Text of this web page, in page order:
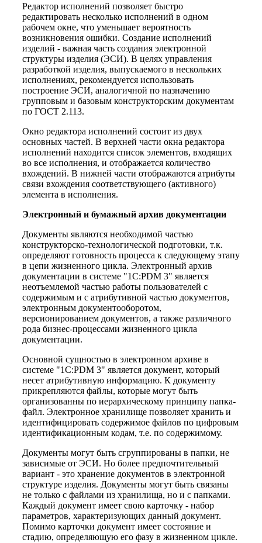
Редактор исполнений позволяет быстро
редактировать несколько исполнений в одном
рабочем окне, что уменьшает вероятность
возникновения ошибки. Создание исполнений
изделий - важная часть создания электронной
структуры изделия (ЭСИ). В целях управления
разработкой изделия, выпускаемого в нескольких
исполнениях, рекомендуется использовать
построение ЭСИ, аналогичной по назначению
групповым и базовым конструкторским документам
по ГОСТ 2.113.
Окно редактора исполнений состоит из двух
основных частей. В верхней части окна редактора
исполнений находится список элементов, входящих
во все исполнения, и отображается количество
вхождений. В нижней части отображаются атрибуты
связи вхождения соответствующего (активного)
элемента в исполнения.
Электронный и бумажный архив документации
Документы являются необходимой частью
конструкторско-технологической подготовки, т.к.
определяют готовность процесса к следующему этапу
в цепи жизненного цикла. Электронный архив
документации в системе "1С:PDM 3" является
неотъемлемой частью работы пользователей с
содержимым и с атрибутивной частью документов,
электронным документооборотом,
версионированием документов, а также различного
рода бизнес-процессами жизненного цикла
документации.
Основной сущностью в электронном архиве в
системе "1С:PDM 3" является документ, который
несет атрибутивную информацию. К документу
прикрепляются файлы, которые могут быть
организованны по иерархическому принципу папка-
файл. Электронное хранилище позволяет хранить и
идентифицировать содержимое файлов по цифровым
идентификационным кодам, т.е. по содержимому.
Документы могут быть сгруппированы в папки, не
зависимые от ЭСИ. Но более предпочтительный
вариант - это хранение документов в электронной
структуре изделия. Документы могут быть связаны
не только с файлами из хранилища, но и с папками.
Каждый документ имеет свою карточку - набор
параметров, характеризующих данный документ.
Помимо карточки документ имеет состояние и
стадию, определяющую его фазу в жизненном цикле.